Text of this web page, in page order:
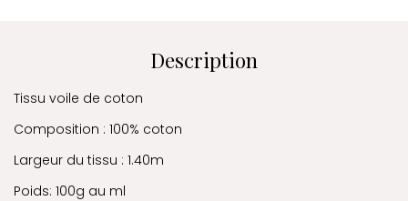
Description
Tissu voile de coton
Composition : 100% coton
Largeur du tissu : 1.40m
Poids: 100g au ml